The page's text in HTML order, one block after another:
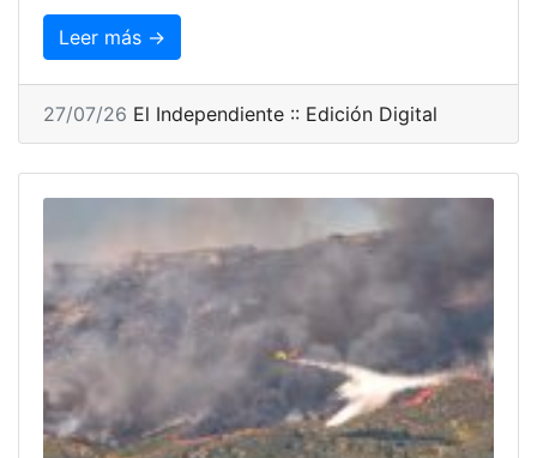
Leer más →
27/07/26 El Independiente :: Edición Digital